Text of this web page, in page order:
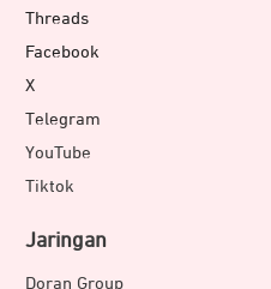
Threads
Facebook
X
Telegram
YouTube
Tiktok
Jaringan
Doran Group